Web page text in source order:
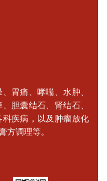
胃痛、哮喘、水肿、
胆囊结石、肾结石、
疾病，以及肿瘤放化
方调理等。